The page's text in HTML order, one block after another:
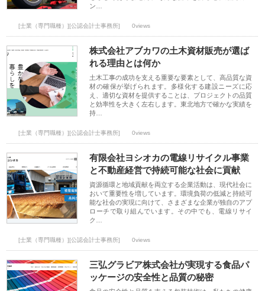
ン…
[士業（専門職種）][公認会計士事務所] 0views
株式会社アブカワの土木資材販売が選ば
れる理由とは何か
土木工事の成功を支える重要な要素として、高品質な資
材の確保が挙げられます。多様化する建設ニーズに応
え、適切な資材を提供することは、プロジェクトの品質
と効率性を大きく左右します。東北地方で確かな実績を
持…
[士業（専門職種）][公認会計士事務所] 0views
有限会社ヨシオカの電線リサイクル事業
と不動産経営で持続可能な社会に貢献
資源循環と地域貢献を両立する企業活動は、現代社会に
おいて重要性を増しています。環境負荷の低減と持続可
能な社会の実現に向けて、さまざまな企業が独自のアプ
ローチで取り組んでいます。その中でも、電線リサイ
ク…
[士業（専門職種）][公認会計士事務所] 0views
三弘グラビア株式会社が実現する食品パ
ッケージの安全性と品質の秘密